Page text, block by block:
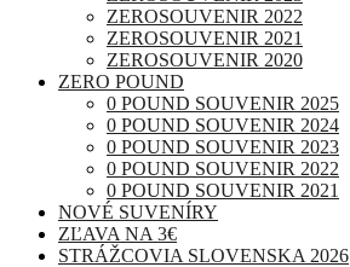
ZEROSOUVENIR 2022
ZEROSOUVENIR 2021
ZEROSOUVENIR 2020
ZERO POUND
0 POUND SOUVENIR 2025
0 POUND SOUVENIR 2024
0 POUND SOUVENIR 2023
0 POUND SOUVENIR 2022
0 POUND SOUVENIR 2021
NOVÉ SUVENÍRY
ZĽAVA NA 3€
STRÁŽCOVIA SLOVENSKA 2026